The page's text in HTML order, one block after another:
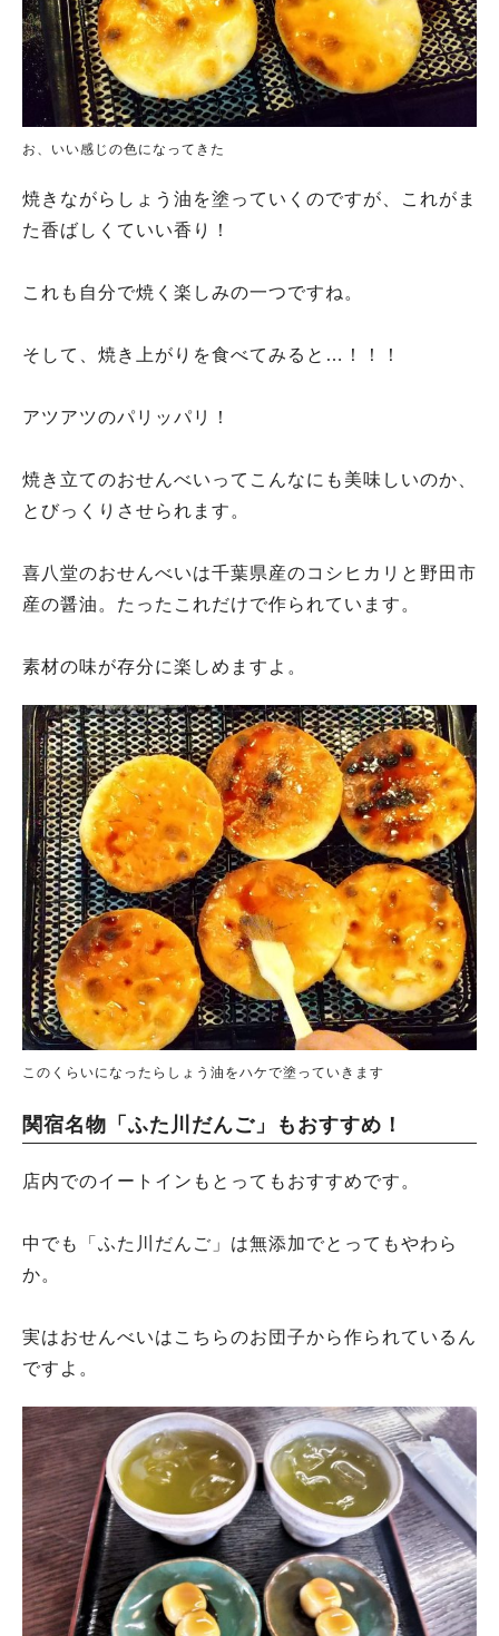
お、いい感じの色になってきた
焼きながらしょう油を塗っていくのですが、これがま
た香ばしくていい香り！
これも自分で焼く楽しみの一つですね。
そして、焼き上がりを食べてみると…！！！
アツアツのパリッパリ！
焼き立てのおせんべいってこんなにも美味しいのか、
とびっくりさせられます。
喜八堂のおせんべいは千葉県産のコシヒカリと野田市
産の醤油。たったこれだけで作られています。
素材の味が存分に楽しめますよ。
このくらいになったらしょう油をハケで塗っていきます
関宿名物「ふた川だんご」もおすすめ！
店内でのイートインもとってもおすすめです。
中でも「ふた川だんご」は無添加でとってもやわら
か。
実はおせんべいはこちらのお団子から作られているん
ですよ。